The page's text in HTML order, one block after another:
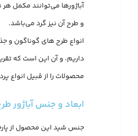
آباژورها می‌توانند مکمل
و طرح آن نیز گرد می‌باشد.
انواع طرح های گوناگون و
داریم، و آن این است که
محصولات را از قبیل انواع
ابعاد و جنس آباژور
جنس شید این محصول از پارچه هازان و قطر 24 سانتی‌متراست. این آباژور دارای پایه ای از جنس آلومینیوم و اندازه ی